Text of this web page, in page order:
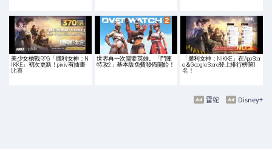
美少女槍戰RPG「勝利女神：N
IKKE」初次更新！pixiv有插畫
比賽
世界再一次需要英雄。「鬥陣
特攻2」基本版免費發佈開始！
「勝利女神：NIKKE」在App Stor
e＆Google Store登上排行榜第1
名！
Disney+
雷蛇